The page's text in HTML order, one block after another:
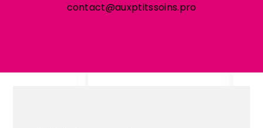
contact@auxptitssoins.pro